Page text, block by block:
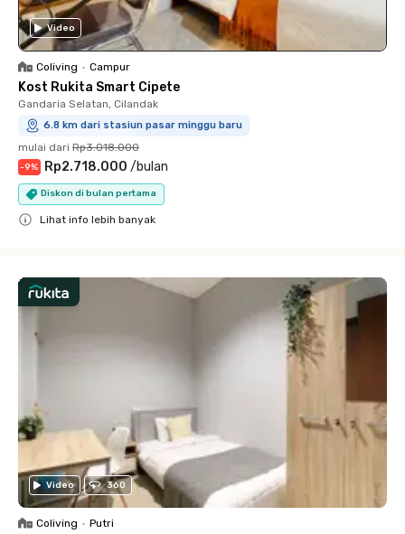
Video
Coliving • Campur
Kost Rukita Smart Cipete
Gandaria Selatan, Cilandak
6.8 km dari stasiun pasar minggu baru
mulai dari Rp3.018.000
-9% Rp2.718.000 /bulan
Diskon di bulan pertama
Lihat info lebih banyak
Video 360
Coliving • Putri